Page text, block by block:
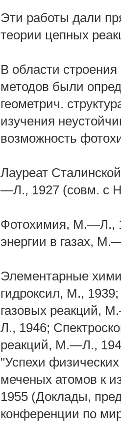
Эти работы дали
теории цепных
В области
методов были
геометрич.
изучения
возможность
Лауреат
—Л., 1927 (совм. с
Фотохимия, М.—Л.,
энергии в газах,
Элементарные
гидроксил, М.,
газовых реакций,
Л., 1946;
реакций, М.—Л.,
"Успехи
меченых атомов к
1955 (Доклады,
конференции по